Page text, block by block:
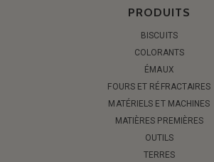
PRODUITS
BISCUITS
COLORANTS
ÉMAUX
FOURS ET RÉFRACTAIRES
MATÉRIELS ET MACHINES
MATIÈRES PREMIÈRES
OUTILS
TERRES